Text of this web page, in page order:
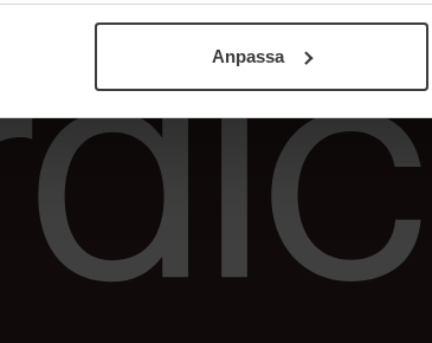
Anpassa